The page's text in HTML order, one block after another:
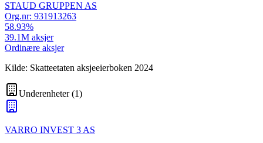
STAUD GRUPPEN AS
Org.nr: 931913263
58.93%
39.1M aksjer
Ordinære aksjer
Kilde: Skatteetaten aksjeeierboken 2024
Underenheter(1)
VARRO INVEST 3 AS